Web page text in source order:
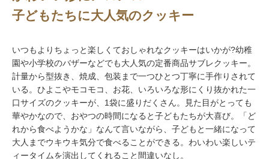
子どもたちに大人気のクッキー
いつもよりちょっと楽しくておしゃれなクッキーはいかが?幼稚
園や小学校のバザーなどでも大人気の定番商品サブレクッキー。
計量から型抜き、焼成、包装まで一つひとつ丁寧に手作りされて
いる。ひよこやモコモコ、お花、いろいろな形にくり抜かれた一
口サイズのクッキーが、1袋に盛りだくさん。見た目がとっても
華やかなので、おやつの時間になると子どもたちが大喜び。「ど
れから食べようかな」なんて言いながら、子どもと一緒になって
大人までウキウキ気分で食べることができる。わいわい楽しいテ
ィータイムを演出してくれること間違いなし。